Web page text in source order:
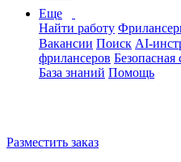
Еще
Найти работу
Вакансии Поиск AI-
фрилансеров Безопасная
База знаний Помощь
Разместить заказ